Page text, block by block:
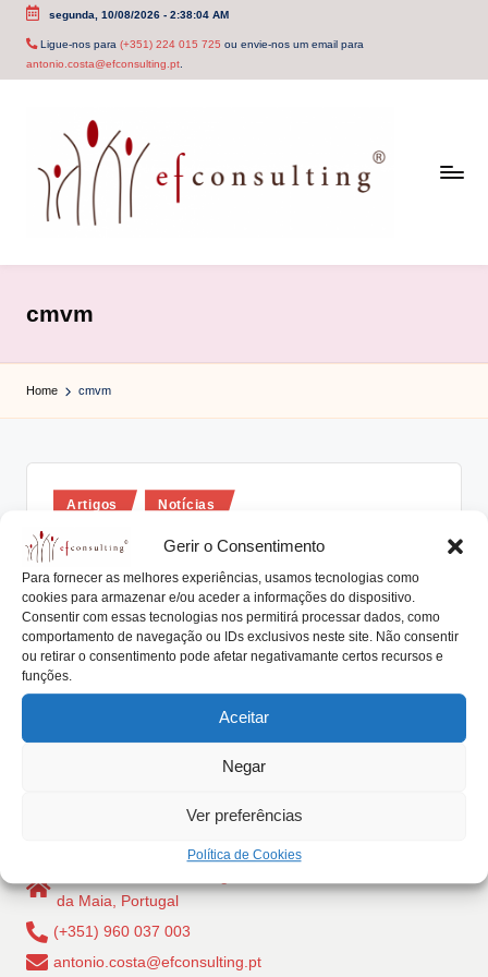
Gerir o Consentimento
Para fornecer as melhores experiências, usamos tecnologias como
cookies para armazenar e/ou aceder a informações do dispositivo.
Consentir com essas tecnologias nos permitirá processar dados, como
comportamento de navegação ou IDs exclusivos neste site. Não consentir
ou retirar o consentimento pode afetar negativamante certos recursos e
funções.
Aceitar
Negar
Ver preferências
Política de Cookies
Skip
segunda, 10/08/2026- 2:38:04 AM
Ligue-nos para (+351) 224 015 725 ou envie-nos um email para
antonio.costa@efconsulting.pt.
c
o
n
u
lt
i
n
g
.
p
cmvm
Home cmvm
Posted
Artigos Notícias
A Família Empresária e a partilha de
informação
Posted
António Nogueira da Costa Janeiro 12, 2018
À família empresária é comum associar-se uma
política deliberada de reduzida partilha de informação,
em…
da Maia, Portugal
(+351) 960 037 003
antonio.costa@efconsulting.pt